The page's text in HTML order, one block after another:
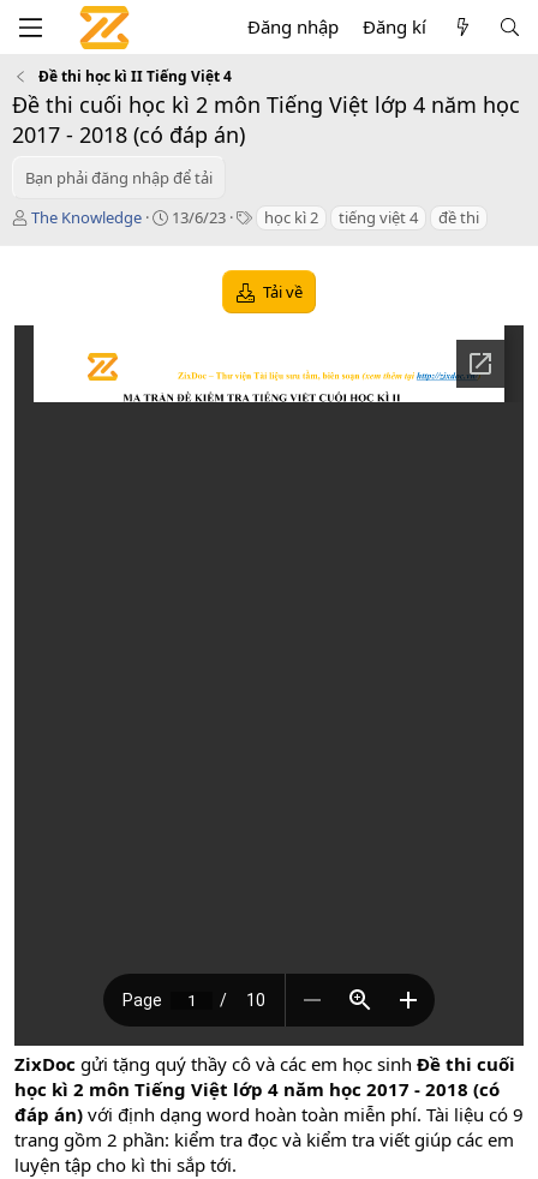
Đăng nhập Đăng kí
Đề thi học kì II Tiếng Việt 4
Đề thi cuối học kì 2 môn Tiếng Việt lớp 4 năm học
2017 - 2018 (có đáp án)
Bạn phải đăng nhập để tải
T
ả
The Knowledge
C13/6/23
T học kì 2 tiếng việt 4 đề thi
Tải về
ZixDoc gửi tặng quý thầy cô và các em học sinh Đề thi cuối
học kì 2 môn Tiếng Việt lớp 4 năm học 2017 - 2018 (có
đáp án) với định dạng word hoàn toàn miễn phí. Tài liệu có 9
trang gồm 2 phần: kiểm tra đọc và kiểm tra viết giúp các em
luyện tập cho kì thi sắp tới.